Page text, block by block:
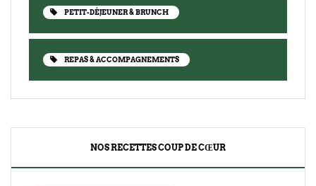
PETIT-DÉJEUNER & BRUNCH
REPAS & ACCOMPAGNEMENTS
NOS RECETTES COUP DE CŒUR